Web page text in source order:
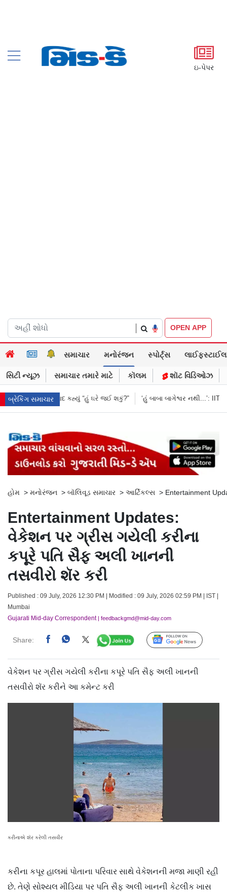
ઇ-પેપર
OPEN APP
સમાચાર મનોરંજન સ્પોર્ટ્સ લાઈફસ્ટાઈલ
સિટી ન્યૂઝ સમાચાર તમારે માટે કૉલમ શૉટ વિડિઓઝ
બ્રેકિંગ સમાચાર
‘હું બાબા બાગેશ્વર નથી...’: IIT દિલ્હીમાં વિદ્યાર્થીઓ સાથે PM મોદીનો રમુજી
હોમ > મનોરંજન > બૉલિવૂડ સમાચાર > આર્ટિકલ્સ > Entertainment
Entertainment Updates:
વેકેશન પર ગ્રીસ ગયેલી કરીના
કપૂરે પતિ સૈફ અલી ખાનની
તસવીરો શૅર કરી
Published : 09 July, 2026 12:30 PM | Modified : 09 July, 2026 02:59 PM | IST |
Mumbai
Gujarati Mid-day Correspondent| feedbackgmd@mid-day.com
Share: Follow Us
વેકેશન પર ગ્રીસ ગયેલી કરીના કપૂરે પતિ સૈફ અલી ખાનની
તસવીરો શૅર કરીને આ કમેન્ટ કરી
કરીનાએ શૅર કરેલી તસવીર
કરીના કપૂર હાલમાં પોતાના પરિવાર સાથે વેકેશનની મજા માણી રહી
છે. તેણે સોશ્યલ મીડિયા પર પતિ સૈફ અલી ખાનની કેટલીક ખાસ